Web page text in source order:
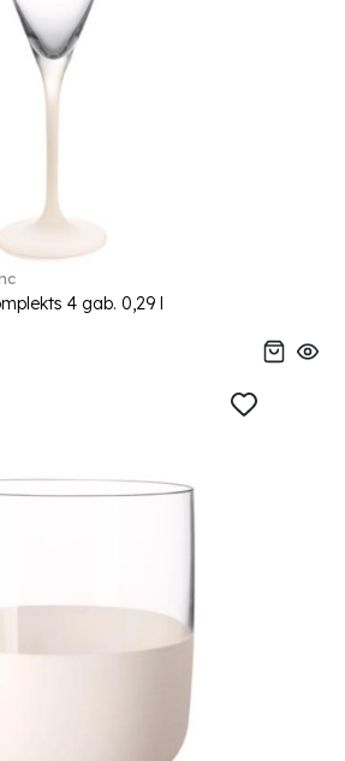
4 gab. 0,29 l